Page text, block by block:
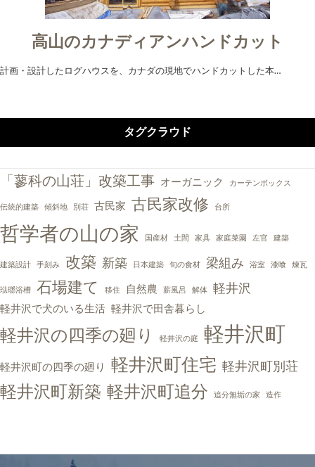
高山のカナディアンハンドカット
計画・設計したログハウスを、カナダの現地でハンドカットした本…
タグクラウド
「蓼科の山荘」改築工事 オーガニック カーテンボックス
伝統的建築 傾斜地 別荘 古民家 古民家改修 台所
哲学者の山の家 国産材 土間 家具 家庭菜園 左官 建築
建築設計 手刻み 改築 新築 日本建築 旬の食材 梁組み 浴室 漆喰 煉瓦
琺瑯浴槽 石場建て 移住 自然農 薪風呂 解体 軽井沢
軽井沢で犬のいる生活 軽井沢で田舎暮らし
軽井沢の四季の廻り 軽井沢の庭 軽井沢町
軽井沢町の四季の廻り 軽井沢町住宅 軽井沢町別荘
軽井沢町新築 軽井沢町追分 追分無垢の家 造作